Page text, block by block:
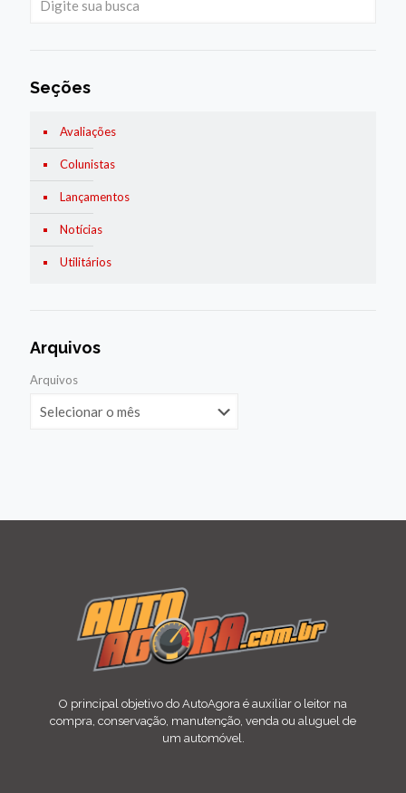
Seções
Avaliações
Colunistas
Lançamentos
Notícias
Utilitários
Arquivos
Arquivos
O principal objetivo do AutoAgora é auxiliar o leitor na
compra, conservação, manutenção, venda ou aluguel de
um automóvel.